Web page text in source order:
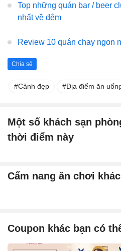
Top những quán bar / beer
nhất về đêm
Review 10 quán chay ngon
Chia sẻ
Cảnh đẹp Địa điểm ăn
Một số khách sạn
thời điểm này
Cẩm nang ăn chơi
Coupon khác bạn có